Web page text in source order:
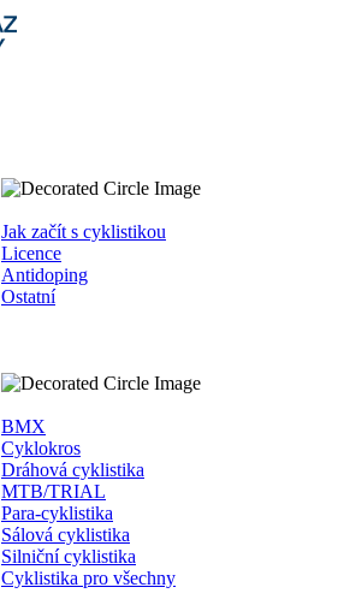
Jak začít s cyklistikou
Licence
Antidoping
Ostatní
BMX
Cyklokros
Dráhová cyklistika
MTB/TRIAL
Para-cyklistika
Sálová cyklistika
Silniční cyklistika
Cyklistika pro všechny